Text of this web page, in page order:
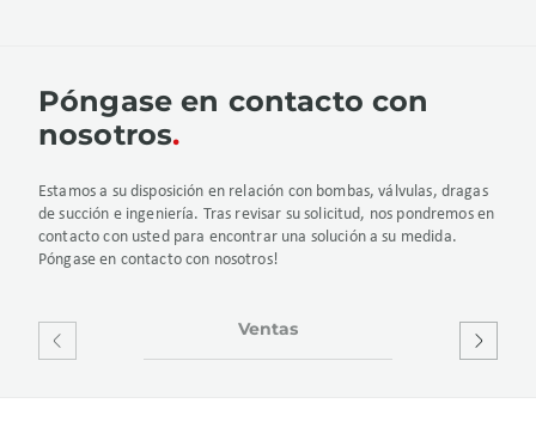
Póngase en contacto con
nosotros
Estamos a su disposición en relación con bombas, válvulas, dragas
de succión e ingeniería. Tras revisar su solicitud, nos pondremos en
contacto con usted para encontrar una solución a su medida.
Póngase en contacto con nosotros!
Ventas Servicio y